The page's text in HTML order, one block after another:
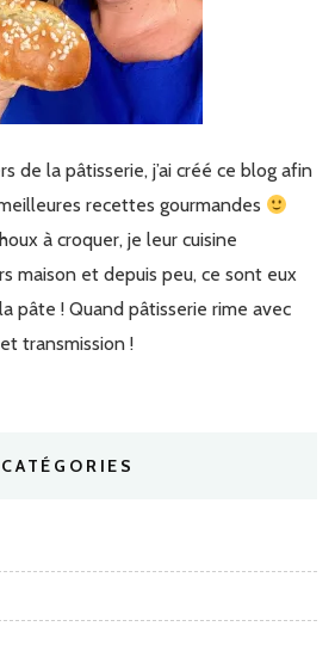
de la pâtisserie, j’ai créé ce blog afin
recettes gourmandes
à croquer, je leur cuisine
maison et depuis peu, ce sont eux
pâte ! Quand pâtisserie rime avec
transmission !
CATÉGORIES